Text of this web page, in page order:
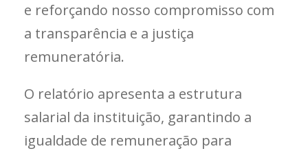
e reforçando nosso compromisso com
a transparência e a justiça
remuneratória.
O relatório apresenta a estrutura
salarial da instituição, garantindo a
igualdade de remuneração para